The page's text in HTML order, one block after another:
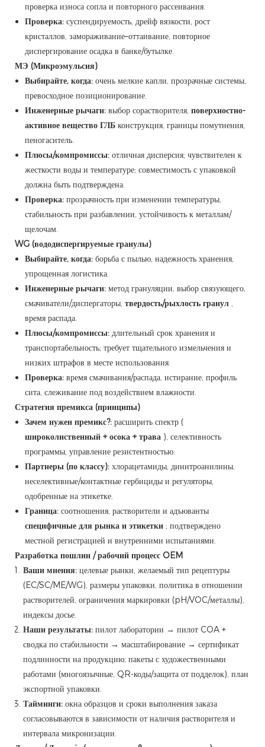
проверка износа сопла и повторного рассеивания.
Проверка: суспендируемость, дрейф вязкости, рост
кристаллов, замораживание–оттаивание, повторное
диспергирование осадка в банке/бутылке.
МЭ (Микроэмульсия)
Выбирайте, когда: очень мелкие капли, прозрачные системы,
превосходное позиционирование.
Инженерные рычаги: выбор сорастворителя, поверхностно-
активное вещество ГЛБ конструкция, границы помутнения,
пеногаситель.
Плюсы/компромиссы: отличная дисперсия; чувствителен к
жесткости воды и температуре; совместимость с упаковкой
должна быть подтверждена.
Проверка: прозрачность при изменении температуры,
стабильность при разбавлении, устойчивость к металлам/
щелочам.
WG (вододиспергируемые гранулы)
Выбирайте, когда: борьба с пылью, надежность хранения,
упрощенная логистика.
Инженерные рычаги: метод грануляции, выбор связующего,
смачиватели/диспергаторы, твердость/рыхлость гранул ,
время распада.
Плюсы/компромиссы: длительный срок хранения и
транспортабельность; требует тщательного измельчения и
низких штрафов в месте использования.
Проверка: время смачивания/распада, истирание, профиль
сита, слеживание под воздействием влажности.
Стратегия премикса (принципы)
Зачем нужен премикс?: расширить спектр (
широколиственный + осока + трава ), селективность
программы, управление резистентностью.
Партнеры (по классу): хлорацетамиды, динитроанилины,
неселективные/контактные гербициды и регуляторы,
одобренные на этикетке.
Граница: соотношения, растворители и адъюванты
специфичные для рынка и этикетки ; подтверждено
местной регистрацией и внутренними испытаниями.
Разработка пошлин / рабочий процесс OEM
Ваши мнения: целевые рынки, желаемый тип рецептуры
(EC/SC/ME/WG), размеры упаковки, политика в отношении
растворителей, ограничения маркировки (pH/VOC/металлы),
индексы досье.
Наши результаты: пилот лаборатории → пилот COA +
сводка по стабильности → масштабирование → сертификат
подлинности на продукцию; пакеты с художественными
работами (многоязычные, QR-коды/защита от подделок), план
экспортной упаковки.
Тайминги: окна образцов и сроки выполнения заказа
согласовываются в зависимости от наличия растворителя и
интервала микронизации.